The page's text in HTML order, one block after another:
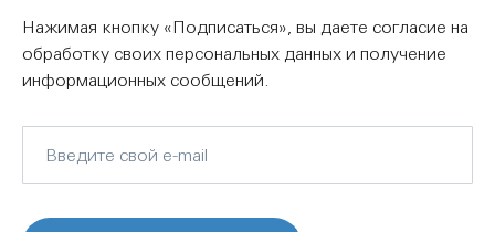
Нажимая кнопку «Подписаться», вы даете согласие на
обработку своих персональных данных и получение
информационных сообщений.